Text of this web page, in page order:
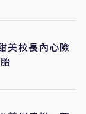
美校長內心險